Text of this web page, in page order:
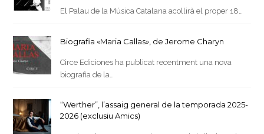
El Palau de la Música Catalana acollirà el proper 18…
Biografia «Maria Callas», de Jerome Charyn
Circe Ediciones ha publicat recentment una nova
biografia de la…
“Werther”, l’assaig general de la temporada 2025-
2026 (exclusiu Amics)